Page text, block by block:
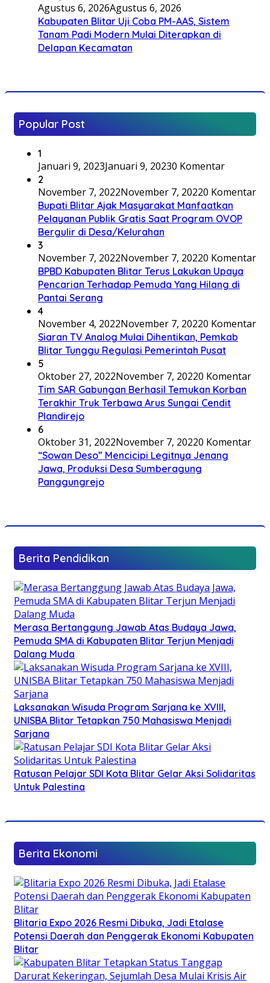
Agustus 6, 2026Agustus 6, 2026
Kabupaten Blitar Uji Coba PM-AAS, Sistem
Tanam Padi Modern Mulai Diterapkan di
Delapan Kecamatan
Popular Post
1
Januari 9, 2023Januari 9, 20230 Komentar
2
November 7, 2022November 7, 20220 Komentar
Bupati Blitar Ajak Masyarakat Manfaatkan
Pelayanan Publik Gratis Saat Program OVOP
Bergulir di Desa/Kelurahan
3
November 7, 2022November 7, 20220 Komentar
BPBD Kabupaten Blitar Terus Lakukan Upaya
Pencarian Terhadap Pemuda Yang Hilang di
Pantai Serang
4
November 4, 2022November 7, 20220 Komentar
Siaran TV Analog Mulai Dihentikan, Pemkab
Blitar Tunggu Regulasi Pemerintah Pusat
5
Oktober 27, 2022November 7, 20220 Komentar
Tim SAR Gabungan Berhasil Temukan Korban
Terakhir Truk Terbawa Arus Sungai Cendit
Plandirejo
6
Oktober 31, 2022November 7, 20220 Komentar
“Sowan Deso” Mencicipi Legitnya Jenang
Jawa, Produksi Desa Sumberagung
Panggungrejo
Berita Pendidikan
Merasa Bertanggung Jawab Atas Budaya Jawa,
Pemuda SMA di Kabupaten Blitar Terjun Menjadi
Dalang Muda
Laksanakan Wisuda Program Sarjana ke XVIII,
UNISBA Blitar Tetapkan 750 Mahasiswa Menjadi
Sarjana
Ratusan Pelajar SDI Kota Blitar Gelar Aksi Solidaritas
Untuk Palestina
Berita Ekonomi
Blitaria Expo 2026 Resmi Dibuka, Jadi Etalase
Potensi Daerah dan Penggerak Ekonomi Kabupaten
Blitar